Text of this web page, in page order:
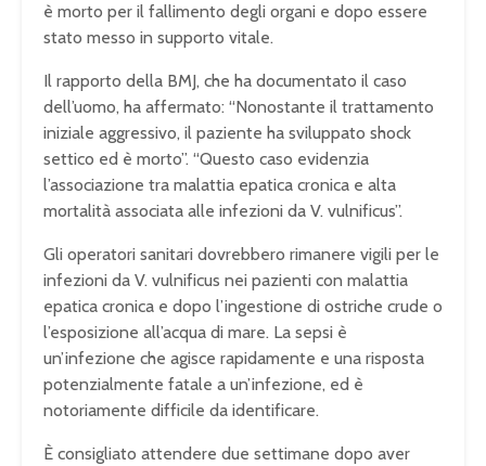
è morto per il fallimento degli organi e dopo essere
stato messo in supporto vitale.
Il rapporto della BMJ, che ha documentato il caso
dell’uomo, ha affermato: “Nonostante il trattamento
iniziale aggressivo, il paziente ha sviluppato shock
settico ed è morto”. “Questo caso evidenzia
l’associazione tra malattia epatica cronica e alta
mortalità associata alle infezioni da V. vulnificus”.
Gli operatori sanitari dovrebbero rimanere vigili per le
infezioni da V. vulnificus nei pazienti con malattia
epatica cronica e dopo l’ingestione di ostriche crude o
l’esposizione all’acqua di mare. La sepsi è
un’infezione che agisce rapidamente e una risposta
potenzialmente fatale a un’infezione, ed è
notoriamente difficile da identificare.
È consigliato attendere due settimane dopo aver